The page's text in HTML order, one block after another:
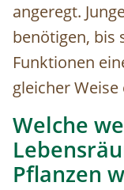
angeregt.
benötigen, bis
Funktionen
gleicher
Welche
Pflanzen